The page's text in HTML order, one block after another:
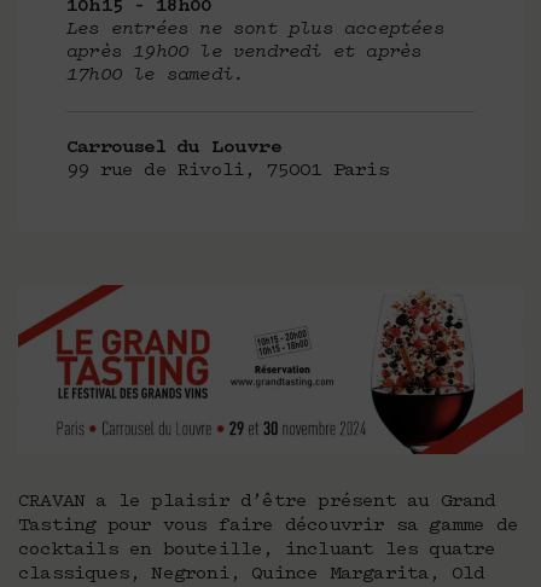
10h15 – 18h00
Les entrées ne sont plus acceptées
après 19h00 le vendredi et après
17h00 le samedi.
Carrousel du Louvre
99 rue de Rivoli, 75001 Paris
CRAVAN a le plaisir d’être présent au Grand
Tasting pour vous faire découvrir sa gamme de
cocktails en bouteille, incluant les quatre
classiques, Negroni, Quince Margarita, Old